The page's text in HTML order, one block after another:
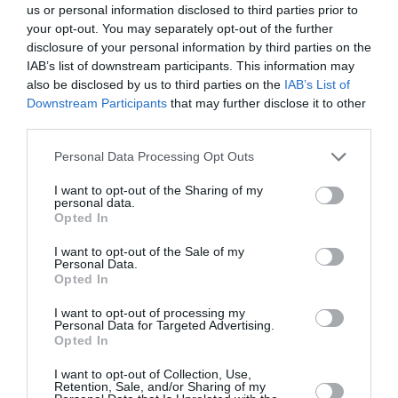
us or personal information disclosed to third parties prior to
your opt-out. You may separately opt-out of the further
disclosure of your personal information by third parties on the
IAB’s list of downstream participants. This information may
also be disclosed by us to third parties on the IAB’s List of
Downstream Participants that may further disclose it to other
Personal Data Processing Opt Outs
I want to opt-out of the Sharing of my
personal data.
Opted In
I want to opt-out of the Sale of my
Personal Data.
Opted In
I want to opt-out of processing my
Personal Data for Targeted Advertising.
Opted In
I want to opt-out of Collection, Use,
Retention, Sale, and/or Sharing of my
Liniile de orientare sunt dictate de Eurostat care,
pentru a asigura comparabilitatea între estimările
diferitelor state membre, a delimitat în mod precis
domeniul ilegalităţii, circumscriindu-l sferelor
comerţului de substanţe stupefiante, ale serviciilor
Măsurarea unor asemenea activităţi ilegale este
„foarte dificilă”, admite ISTAT. Însă există unii care
au încercat să o rezolve în avans, este cazul a patru
economişti (Ardizzi, Petraglia, Piacenza şi Turati) într-
un studiu publicat pe site-ul Băncii Italiei acum doi
PIB de 10,9% în perioada din 2005 până în 2008.